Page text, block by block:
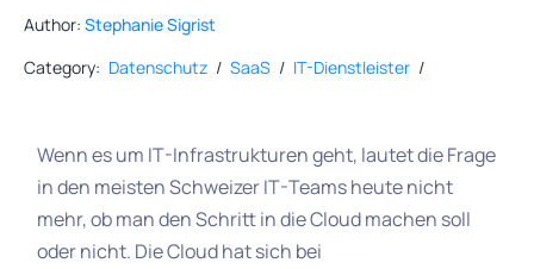
Author: Stephanie Sigrist
Category: Datenschutz / SaaS / IT-Dienstleister /
Wenn es um IT-Infrastrukturen geht, lautet die Frage
in den meisten Schweizer IT-Teams heute nicht
mehr, ob man den Schritt in die Cloud machen soll
oder nicht. Die Cloud hat sich bei